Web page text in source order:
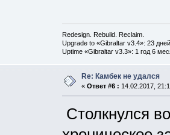
Redesign. Rebuild. Reclaim.
Upgrade to «Gibraltar v3.4»: 23
Uptime «Gibraltar v3.3»: 1 год 6
Re: Камбек не удался
« Ответ #6 : 14.02.2017,
Столкнулся